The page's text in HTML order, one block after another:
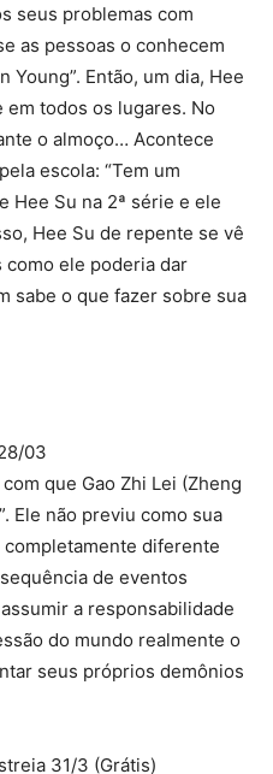
seus problemas com
as pessoas o conhecem
Young”. Então, um dia, Hee
em todos os lugares. No
o almoço… Acontece
escola: “Tem um
Hee Su na 2ª série e ele
Hee Su de repente se vê
como ele poderia dar
sabe o que fazer sobre sua
03
que Gao Zhi Lei (Zheng
Ele não previu como sua
diferente
de eventos
a responsabilidade
do mundo realmente o
seus próprios demônios
31/3 (Grátis)